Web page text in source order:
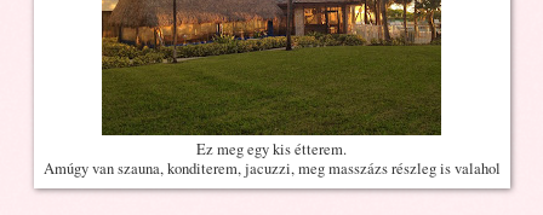
Ez meg egy kis étterem.
Amúgy van szauna, konditerem, jacuzzi, meg masszázs részleg is valahol